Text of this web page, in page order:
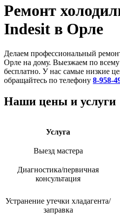
Ремонт
Indesit в Орле
Делаем профессиональный
Орле на дому. Выезжаем по всему
бесплатно. У нас самые низкие
обращайтесь по телефону 8-958-
Наши цены и услуги
Услуга
Выезд мастера
Диагностика/первичная
консультация
Устранение утечки хладагента/
заправка